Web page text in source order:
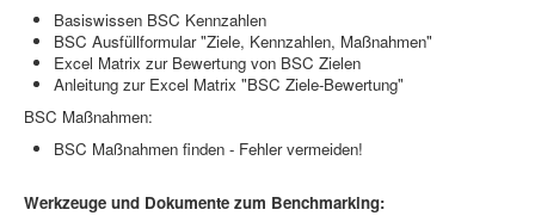
Basiswissen BSC Kennzahlen
BSC Ausfüllformular "Ziele, Kennzahlen, Maßnahmen"
Excel Matrix zur Bewertung von BSC Zielen
Anleitung zur Excel Matrix "BSC Ziele-Bewertung"
BSC Maßnahmen:
BSC Maßnahmen finden - Fehler vermeiden!
Werkzeuge und Dokumente zum Benchmarking: